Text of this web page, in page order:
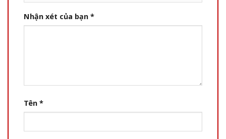
Nhận xét của bạn *
Tên *